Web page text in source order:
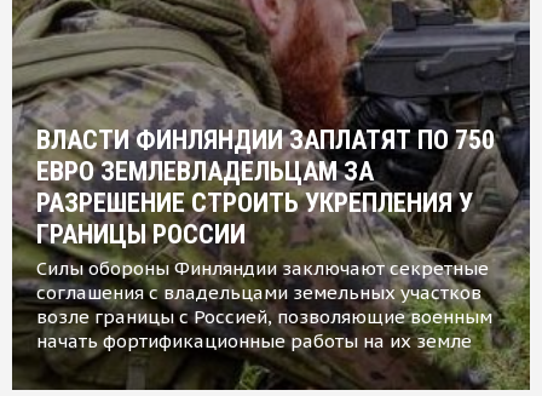
ВЛАСТИ ФИНЛЯНДИИ ЗАПЛАТЯТ ПО 750
ЕВРО ЗЕМЛЕВЛАДЕЛЬЦАМ ЗА
РАЗРЕШЕНИЕ СТРОИТЬ УКРЕПЛЕНИЯ У
ГРАНИЦЫ РОССИИ
Силы обороны Финляндии заключают секретные
соглашения с владельцами земельных участков
возле границы с Россией, позволяющие военным
начать фортификационные работы на их земле